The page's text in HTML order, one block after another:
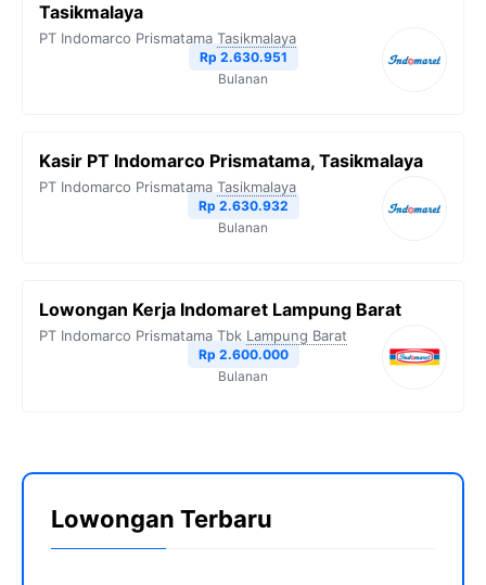
Tasikmalaya
PT Indomarco Prismatama Tasikmalaya
Rp 2.630.951
Bulanan
Kasir PT Indomarco Prismatama, Tasikmalaya
PT Indomarco Prismatama Tasikmalaya
Rp 2.630.932
Bulanan
Lowongan Kerja Indomaret Lampung Barat
PT Indomarco Prismatama Tbk Lampung Barat
Rp 2.600.000
Bulanan
Lowongan Terbaru